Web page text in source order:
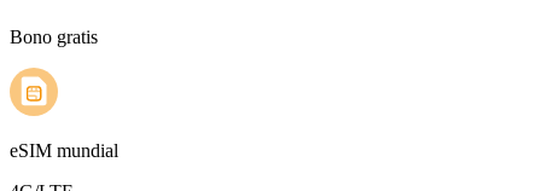
Bono gratis
eSIM mundial